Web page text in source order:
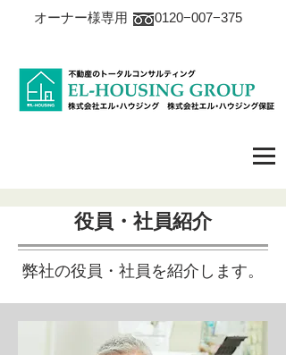
オーナー様専用 0120−007−375
役員・社員紹介
弊社の役員・社員を紹介します。